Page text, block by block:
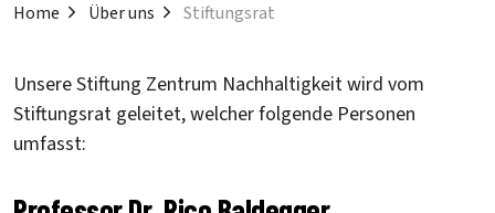
Home Über uns Stiftungsrat
Unsere Stiftung Zentrum Nachhaltigkeit wird vom
Stiftungsrat geleitet, welcher folgende Personen
umfasst: